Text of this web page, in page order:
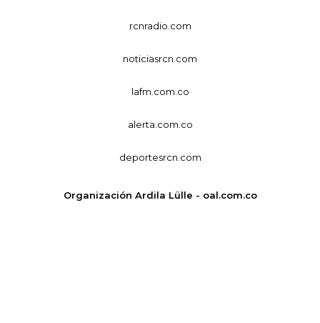
rcnradio.com
noticiasrcn.com
lafm.com.co
alerta.com.co
deportesrcn.com
Organización Ardila Lülle - oal.com.co